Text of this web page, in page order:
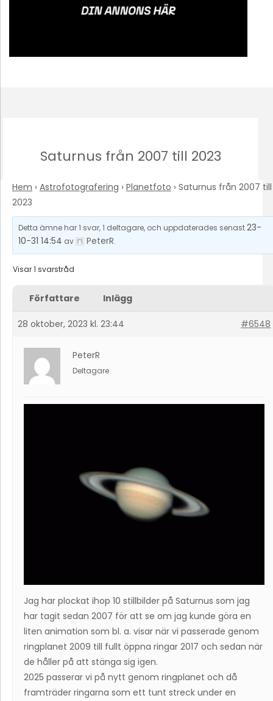
Saturnus från 2007 till 2023
Hem › Astrofotografering › Planetfoto › Saturnus från 2007 till
2023
Detta ämne har 1 svar, 1 deltagare, och uppdaterades senast23-
10-31 14:54 av PeterR.
Visar 1 svarstråd
Författare Inlägg
28 oktober, 2023 kl. 23:44 #6548
PeterR
Deltagare
Jag har plockat ihop 10 stillbilder på Saturnus som jag
har tagit sedan 2007 för att se om jag kunde göra en
liten animation som bl. a. visar när vi passerade genom
ringplanet 2009 till fullt öppna ringar 2017 och sedan när
de håller på att stänga sig igen.
2025 passerar vi på nytt genom ringplanet och då
framträder ringarna som ett tunt streck under en